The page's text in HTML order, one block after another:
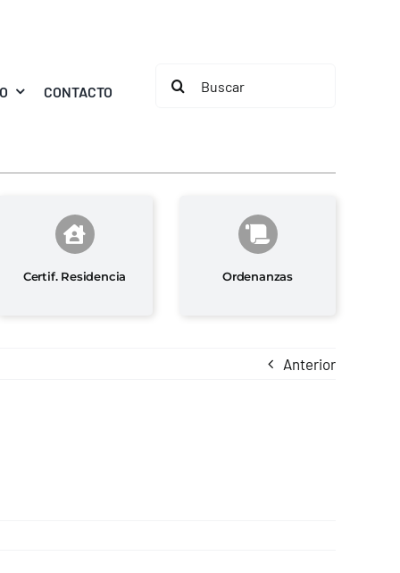
CONTACTO
Buscar:
Certif. Residencia Ordenanzas
Anterior